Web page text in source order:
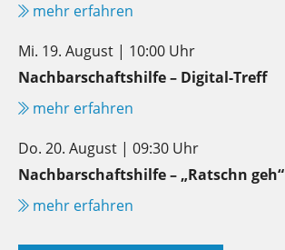
mehr erfahren
Mi. 19. August | 10:00 Uhr
Nachbarschaftshilfe – Digital-Treff
mehr erfahren
Do. 20. August | 09:30 Uhr
Nachbarschaftshilfe – „Ratschn geh“
mehr erfahren